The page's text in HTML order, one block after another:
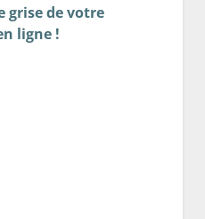
grise de votre
ligne !